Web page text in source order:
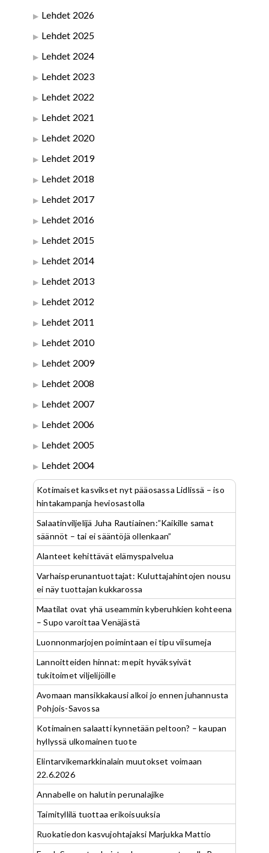
Lehdet 2026
Lehdet 2025
Lehdet 2024
Lehdet 2023
Lehdet 2022
Lehdet 2021
Lehdet 2020
Lehdet 2019
Lehdet 2018
Lehdet 2017
Lehdet 2016
Lehdet 2015
Lehdet 2014
Lehdet 2013
Lehdet 2012
Lehdet 2011
Lehdet 2010
Lehdet 2009
Lehdet 2008
Lehdet 2007
Lehdet 2006
Lehdet 2005
Lehdet 2004
Kotimaiset kasvikset nyt pääosassa Lidlissä – iso
hintakampanja heviosastolla
Salaatinviljelijä Juha Rautiainen:”Kaikille samat
säännöt – tai ei sääntöjä ollenkaan”
Alanteet kehittävät elämyspalvelua
Varhaisperunantuottajat: Kuluttajahintojen nousu
ei näy tuottajan kukkarossa
Maatilat ovat yhä useammin kyberuhkien kohteena
– Supo varoittaa Venäjästä
Luonnonmarjojen poimintaan ei tipu viisumeja
Lannoitteiden hinnat: mepit hyväksyivät
tukitoimet viljelijöille
Avomaan mansikkakausi alkoi jo ennen juhannusta
Pohjois-Savossa
Kotimainen salaatti kynnetään peltoon? – kaupan
hyllyssä ulkomainen tuote
Elintarvikemarkkinalain muutokset voimaan
22.6.2026
Annabelle on halutin perunalajike
Taimityllilä tuottaa erikoisuuksia
Ruokatiedon kasvujohtajaksi Marjukka Mattio